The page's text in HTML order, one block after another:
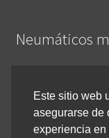
Neumáticos
Inicio
Cómo comprar
Este sitio web
asegurarse de
experiencia en